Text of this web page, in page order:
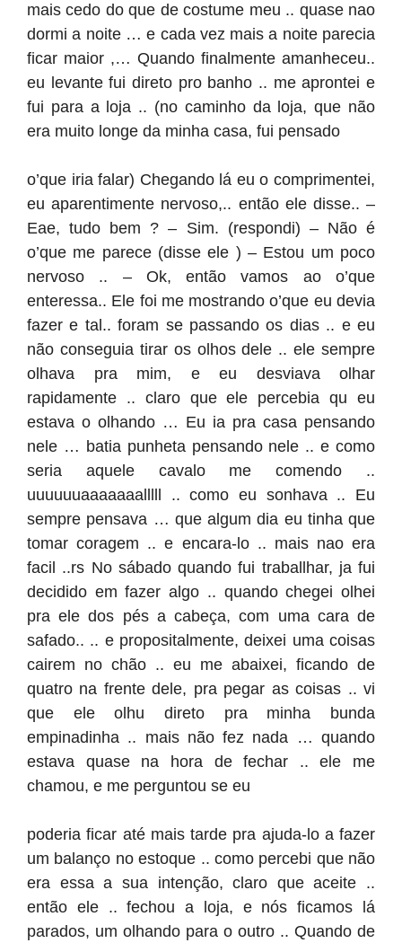
mais cedo do que de costume meu .. quase nao
dormi a noite … e cada vez mais a noite parecia
ficar maior ,… Quando finalmente amanheceu..
eu levante fui direto pro banho .. me aprontei e
fui para a loja .. (no caminho da loja, que não
era muito longe da minha casa, fui pensado
o’que iria falar) Chegando lá eu o comprimentei,
eu aparentimente nervoso,.. então ele disse.. –
Eae, tudo bem ? – Sim. (respondi) – Não é
o’que me parece (disse ele ) – Estou um poco
nervoso .. – Ok, então vamos ao o’que
enteressa.. Ele foi me mostrando o’que eu devia
fazer e tal.. foram se passando os dias .. e eu
não conseguia tirar os olhos dele .. ele sempre
olhava pra mim, e eu desviava olhar
rapidamente .. claro que ele percebia qu eu
estava o olhando … Eu ia pra casa pensando
nele … batia punheta pensando nele .. e como
seria aquele cavalo me comendo ..
uuuuuuaaaaaaalllll .. como eu sonhava .. Eu
sempre pensava … que algum dia eu tinha que
tomar coragem .. e encara-lo .. mais nao era
facil ..rs No sábado quando fui traballhar, ja fui
decidido em fazer algo .. quando chegei olhei
pra ele dos pés a cabeça, com uma cara de
safado.. .. e propositalmente, deixei uma coisas
cairem no chão .. eu me abaixei, ficando de
quatro na frente dele, pra pegar as coisas .. vi
que ele olhu direto pra minha bunda
empinadinha .. mais não fez nada … quando
estava quase na hora de fechar .. ele me
chamou, e me perguntou se eu
poderia ficar até mais tarde pra ajuda-lo a fazer
um balanço no estoque .. como percebi que não
era essa a sua intenção, claro que aceite ..
então ele .. fechou a loja, e nós ficamos lá
parados, um olhando para o outro .. Quando de